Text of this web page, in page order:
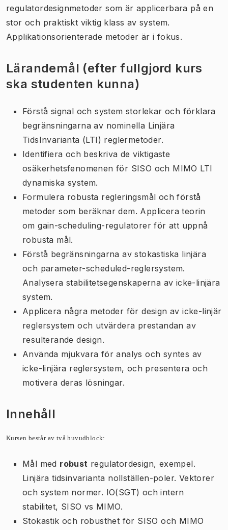
regulatordesignmetoder som är applicerbara på en
stor och praktiskt viktig klass av system.
Applikationsorienterade metoder är i fokus.
Lärandemål (efter fullgjord kurs
ska studenten kunna)
Förstå signal och system storlekar och förklara
begränsningarna av nominella Linjära
TidsInvarianta (LTI) reglermetoder.
Identifiera och beskriva de viktigaste
osäkerhetsfenomenen för SISO och MIMO LTI
dynamiska system.
Formulera robusta regleringsmål och förstå
metoder som beräknar dem. Applicera teorin
om gain-scheduling-regulatorer för att uppnå
robusta mål.
Förstå begränsningarna av stokastiska linjära
och parameter-scheduled-reglersystem.
Analysera stabilitetsegenskaperna av icke-linjära
system.
Applicera några metoder för design av icke-linjär
reglersystem och utvärdera prestandan av
resulterande design.
Använda mjukvara för analys och syntes av
icke-linjära reglersystem, och presentera och
motivera deras lösningar.
Innehåll
Kursen består av två huvudblock:
Mål med robust regulatordesign, exempel.
Linjära tidsinvarianta nollställen-poler. Vektorer
och system normer. IO(SGT) och intern
stabilitet, SISO vs MIMO.
Stokastik och robusthet för SISO och MIMO